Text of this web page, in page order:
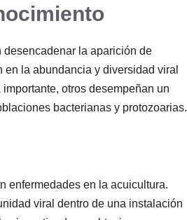
la aparición de
la abundancia y diversidad viral
otros desempeñan un
bacterianas y protozoarias.
enfermedades en la acuicultura.
viral dentro de una instalación